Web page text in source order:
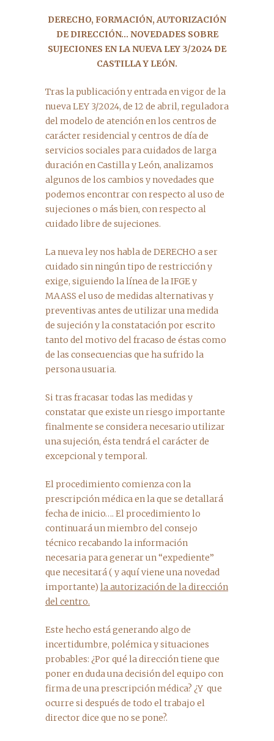
DERECHO, FORMACIÓN, AUTORIZACIÓN
DE DIRECCIÓN… NOVEDADES SOBRE
SUJECIONES EN LA NUEVA LEY 3/2024 DE
CASTILLA Y LEÓN.
Tras la publicación y entrada en vigor de la
nueva LEY 3/2024, de 12 de abril, reguladora
del modelo de atención en los centros de
carácter residencial y centros de día de
servicios sociales para cuidados de larga
duración en Castilla y León, analizamos
algunos de los cambios y novedades que
podemos encontrar con respecto al uso de
sujeciones o más bien, con respecto al
cuidado libre de sujeciones.
La nueva ley nos habla de DERECHO a ser
cuidado sin ningún tipo de restricción y
exige, siguiendo la línea de la IFGE y
MAASS el uso de medidas alternativas y
preventivas antes de utilizar una medida
de sujeción y la constatación por escrito
tanto del motivo del fracaso de éstas como
de las consecuencias que ha sufrido la
persona usuaria.
Si tras fracasar todas las medidas y
constatar que existe un riesgo importante
finalmente se considera necesario utilizar
una sujeción, ésta tendrá el carácter de
excepcional y temporal.
El procedimiento comienza con la
prescripción médica en la que se detallará
fecha de inicio…. El procedimiento lo
continuará un miembro del consejo
técnico recabando la información
necesaria para generar un “expediente”
que necesitará ( y aquí viene una novedad
importante) la autorización de la dirección
del centro.
Este hecho está generando algo de
incertidumbre, polémica y situaciones
probables: ¿Por qué la dirección tiene que
poner en duda una decisión del equipo con
firma de una prescripción médica? ¿Y que
ocurre si después de todo el trabajo el
director dice que no se pone?.